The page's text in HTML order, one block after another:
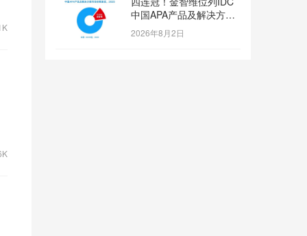
中国APA产品及解决方案
市场份额第一
2026年8月2日